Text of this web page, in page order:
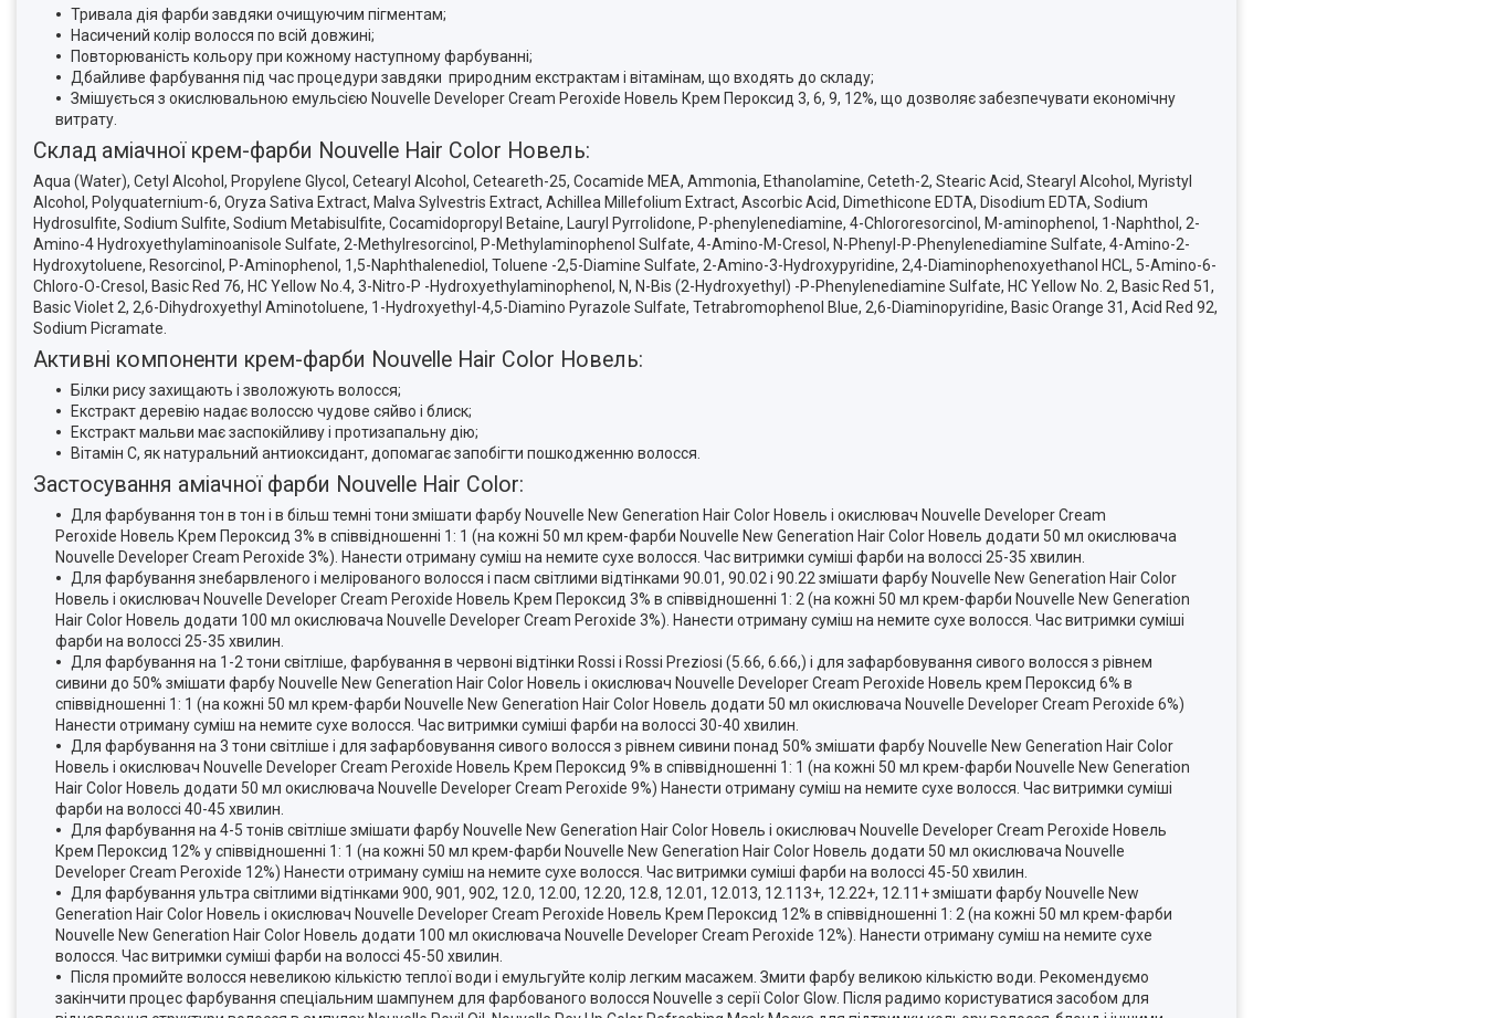
Тривала дія фарби завдяки очищуючим пігментам;
Насичений колір волосся по всій довжині;
Повторюваність кольору при кожному наступному фарбуванні;
Дбайливе фарбування під час процедури завдяки природним екстрактам і вітамінам, що входять до складу;
Змішується з окислювальною емульсією Nouvelle Developer Cream Peroxide Новель Крем Пероксид 3, 6, 9, 12%, що дозволяє забезпечувати економічну
витрату.
Склад аміачної крем-фарби Nouvelle Hair Color Новель:
Aqua (Water), Cetyl Alcohol, Propylene Glycol, Cetearyl Alcohol, Ceteareth-25, Cocamide MEA, Ammonia, Ethanolamine, Ceteth-2, Stearic Acid, Stearyl Alcohol, Myristyl
Alcohol, Polyquaternium-6, Oryza Sativa Extract, Malva Sylvestris Extract, Achillea Millefolium Extract, Ascorbic Acid, Dimethicone EDTA, Disodium EDTA, Sodium
Hydrosulfite, Sodium Sulfite, Sodium Metabisulfite, Cocamidopropyl Betaine, Lauryl Pyrrolidone, P-phenylenediamine, 4-Chlororesorcinol, M-aminophenol, 1-Naphthol, 2-
Amino-4 Hydroxyethylaminoanisole Sulfate, 2-Methylresorcinol, P-Methylaminophenol Sulfate, 4-Amino-M-Cresol, N-Phenyl-P-Phenylenediamine Sulfate, 4-Amino-2-
Hydroxytoluene, Resorcinol, P-Aminophenol, 1,5-Naphthalenediol, Toluene -2,5-Diamine Sulfate, 2-Amino-3-Hydroxypyridine, 2,4-Diaminophenoxyethanol HCL, 5-Amino-6-
Chloro-O-Cresol, Basic Red 76, HC Yellow No.4, 3-Nitro-P -Hydroxyethylaminophenol, N, N-Bis (2-Hydroxyethyl) -P-Phenylenediamine Sulfate, HC Yellow No. 2, Basic Red 51,
Basic Violet 2, 2,6-Dihydroxyethyl Aminotoluene, 1-Hydroxyethyl-4,5-Diamino Pyrazole Sulfate, Tetrabromophenol Blue, 2,6-Diaminopyridine, Basic Orange 31, Acid Red 92,
Sodium Picramate.
Активні компоненти крем-фарби Nouvelle Hair Color Новель:
Білки рису захищають і зволожують волосся;
Екстракт деревію надає волоссю чудове сяйво і блиск;
Екстракт мальви має заспокійливу і протизапальну дію;
Вітамін С, як натуральний антиоксидант, допомагає запобігти пошкодженню волосся.
Застосування аміачної фарби Nouvelle Hair Color:
Для фарбування тон в тон і в більш темні тони змішати фарбу Nouvelle New Generation Hair Color Новель і окислювач Nouvelle Developer Cream
Peroxide Новель Крем Пероксид 3% в співвідношенні 1: 1 (на кожні 50 мл крем-фарби Nouvelle New Generation Hair Color Новель додати 50 мл окислювача
Nouvelle Developer Cream Peroxide 3%). Нанести отриману суміш на немите сухе волосся. Час витримки суміші фарби на волоссі 25-35 хвилин.
Для фарбування знебарвленого і мелірованого волосся і пасм світлими відтінками 90.01, 90.02 і 90.22 змішати фарбу Nouvelle New Generation Hair Color
Новель і окислювач Nouvelle Developer Cream Peroxide Новель Крем Пероксид 3% в співвідношенні 1: 2 (на кожні 50 мл крем-фарби Nouvelle New Generation
Hair Color Новель додати 100 мл окислювача Nouvelle Developer Cream Peroxide 3%). Нанести отриману суміш на немите сухе волосся. Час витримки суміші
фарби на волоссі 25-35 хвилин.
Для фарбування на 1-2 тони світліше, фарбування в червоні відтінки Rossi і Rossi Preziosi (5.66, 6.66,) і для зафарбовування сивого волосся з рівнем
сивини до 50% змішати фарбу Nouvelle New Generation Hair Color Новель і окислювач Nouvelle Developer Cream Peroxide Новель крем Пероксид 6% в
співвідношенні 1: 1 (на кожні 50 мл крем-фарби Nouvelle New Generation Hair Color Новель додати 50 мл окислювача Nouvelle Developer Cream Peroxide 6%)
Нанести отриману суміш на немите сухе волосся. Час витримки суміші фарби на волоссі 30-40 хвилин.
Для фарбування на 3 тони світліше і для зафарбовування сивого волосся з рівнем сивини понад 50% змішати фарбу Nouvelle New Generation Hair Color
Новель і окислювач Nouvelle Developer Cream Peroxide Новель Крем Пероксид 9% в співвідношенні 1: 1 (на кожні 50 мл крем-фарби Nouvelle New Generation
Hair Color Новель додати 50 мл окислювача Nouvelle Developer Cream Peroxide 9%) Нанести отриману суміш на немите сухе волосся. Час витримки суміші
фарби на волоссі 40-45 хвилин.
Для фарбування на 4-5 тонів світліше змішати фарбу Nouvelle New Generation Hair Color Новель і окислювач Nouvelle Developer Cream Peroxide Новель
Крем Пероксид 12% у співвідношенні 1: 1 (на кожні 50 мл крем-фарби Nouvelle New Generation Hair Color Новель додати 50 мл окислювача Nouvelle
Developer Cream Peroxide 12%) Нанести отриману суміш на немите сухе волосся. Час витримки суміші фарби на волоссі 45-50 хвилин.
Для фарбування ультра світлими відтінками 900, 901, 902, 12.0, 12.00, 12.20, 12.8, 12.01, 12.013, 12.113+, 12.22+, 12.11+ змішати фарбу Nouvelle New
Generation Hair Color Новель і окислювач Nouvelle Developer Cream Peroxide Новель Крем Пероксид 12% в співвідношенні 1: 2 (на кожні 50 мл крем-фарби
Nouvelle New Generation Hair Color Новель додати 100 мл окислювача Nouvelle Developer Cream Peroxide 12%). Нанести отриману суміш на немите сухе
волосся. Час витримки суміші фарби на волоссі 45-50 хвилин.
Після промийте волосся невеликою кількістю теплої води і емульгуйте колір легким масажем. Змити фарбу великою кількістю води. Рекомендуємо
закінчити процес фарбування спеціальним шампунем для фарбованого волосся Nouvelle з серії Color Glow. Після радимо користуватися засобом для